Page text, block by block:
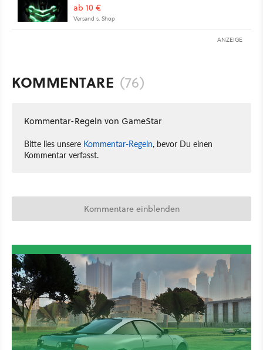
ab 10 €
Versand s. Shop
ANZEIGE
KOMMENTARE (76)
Kommentar-Regeln von GameStar
Bitte lies unsere Kommentar-Regeln, bevor Du einen
Kommentar verfasst.
Kommentare einblenden